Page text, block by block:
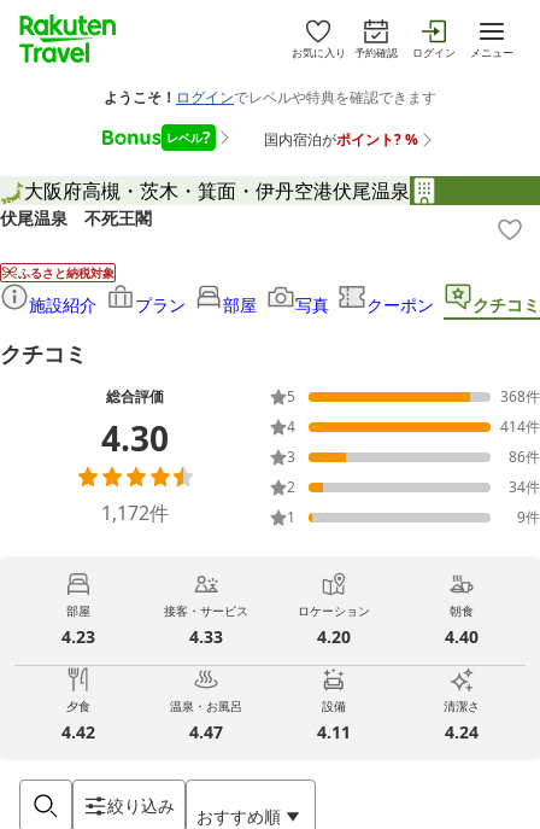
お気に入り 予約確認 ログイン メニュー
大阪府高槻・茨木・箕面・伊丹空港伏尾温泉
伏尾温泉 不死王閣
ふるさと納税対象
施設紹介 プラン 部屋 写真 クーポン クチコミ
クチコミ
総合評価
4.30
1,172件
5 368件
4
414件
3
86件
2
34件
1
9件
部屋
4.23
接客・サービス
4.33
ロケーション
4.20
朝食
4.40
夕食
4.42
温泉・お風呂
4.47
設備
4.11
清潔さ
4.24
絞り込み おすすめ順